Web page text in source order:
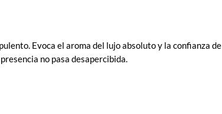
Evoca el aroma del lujo absoluto y la confianza de
no pasa desapercibida.